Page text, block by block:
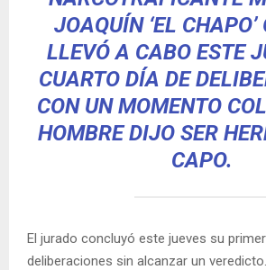
JOAQUÍN ‘EL
LLEVÓ A CABO ESTE
CUARTO DÍA DE
CON UN MOMENTO
HOMBRE DIJO SER
CAPO.
El jurado concluyó este jueves su
deliberaciones sin alcanzar un veredicto.